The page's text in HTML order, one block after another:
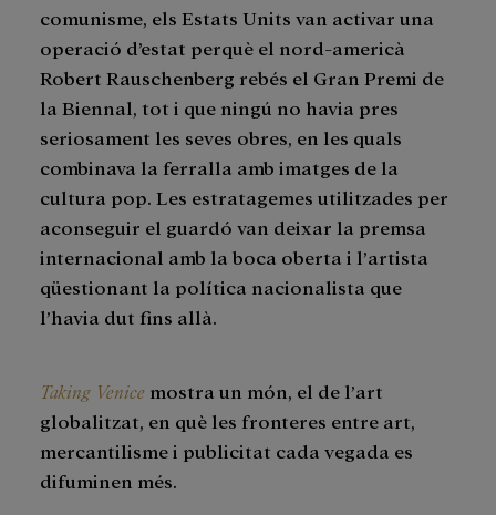
comunisme, els Estats Units van activar una
operació d’estat perquè el nord-americà
Robert Rauschenberg rebés el Gran Premi de
la Biennal, tot i que ningú no havia pres
seriosament les seves obres, en les quals
combinava la ferralla amb imatges de la
cultura pop. Les estratagemes utilitzades per
aconseguir el guardó van deixar la premsa
internacional amb la boca oberta i l’artista
qüestionant la política nacionalista que
l’havia dut fins allà.
Taking Venice mostra un món, el de l’art
globalitzat, en què les fronteres entre art,
mercantilisme i publicitat cada vegada es
difuminen més.